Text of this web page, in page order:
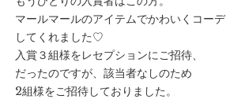
マールマールのアイテムでかわいくコーデ
してくれました♡
入賞３組様をレセプションにご招待、
だったのですが、該当者なしのため
2組様をご招待しておりました。